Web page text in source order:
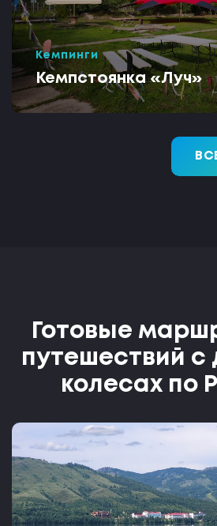
Кемпинги
Кемпстоянка «Луч»
Готовые
путешествий
колесах по